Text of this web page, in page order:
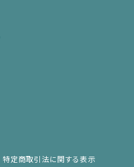
特定商取引法に関する表示